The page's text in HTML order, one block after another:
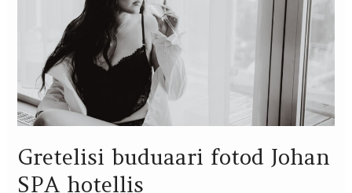
Gretelisi buduaari fotod Johan
SPA hotellis